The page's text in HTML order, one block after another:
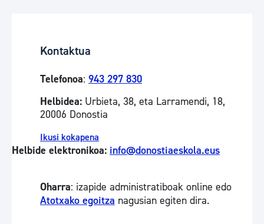
Kontaktua
Telefonoa: 943 297 830
Helbidea: Urbieta, 38, eta Larramendi, 18,
20006 Donostia
Ikusi kokapena
Helbide elektronikoa: info@donostiaeskola.eus
Oharra: izapide administratiboak online edo
Atotxako egoitza nagusian egiten dira.